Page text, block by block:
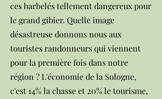
ces barbelés tellement dangereux pour
le grand gibier. Quelle image
désastreuse donnons nous aux
touristes randonneurs qui viennent
pour la première fois dans notre
région ? L'économie de la Sologne,
c'est 14% la chasse et 20% le tourisme,